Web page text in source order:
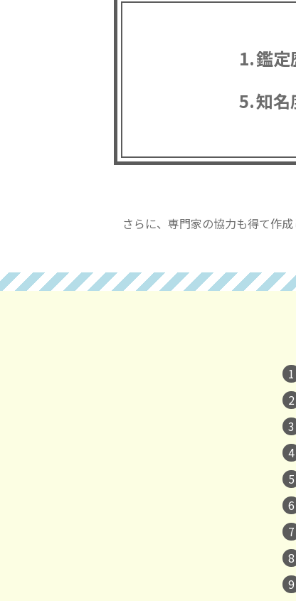
鑑定
知名
さらに、専門家の協力も得て作
1
2
3
4
5
6
7
8
9